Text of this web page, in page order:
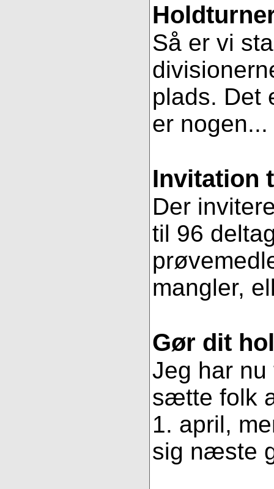
Så er vi
plads. Det
er nogen...
Invitation
Der
til 96
mangler,
Gør dit
Jeg har
sætte folk
1. april,
sig næste